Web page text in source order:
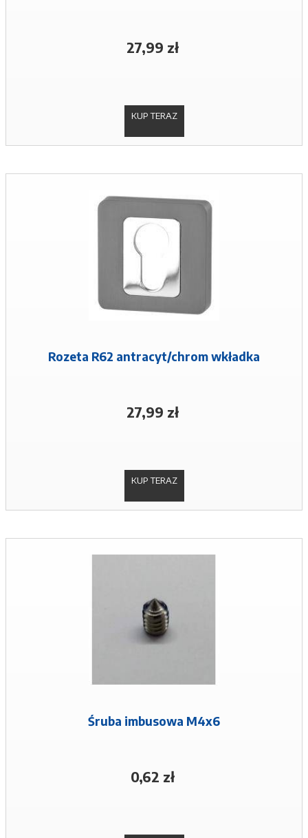
27,99 zł
KUP TERAZ
Rozeta R62 antracyt/chrom wkładka
27,99 zł
KUP TERAZ
Śruba imbusowa M4x6
0,62 zł